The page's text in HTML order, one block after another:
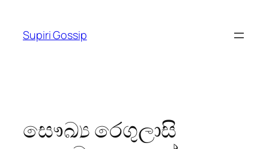
content
Supiri Gossip
සෞඛ්‍ය රෙගුලාසි